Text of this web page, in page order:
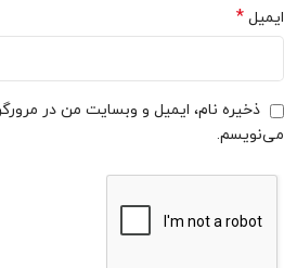
ایمیل *
ذخیره نام، ایمیل و وبسایت من در
می‌نویسم.